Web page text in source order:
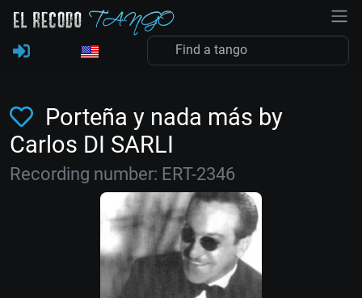
Porteña y nada más by
Carlos DI SARLI
Recording number: ERT-2346